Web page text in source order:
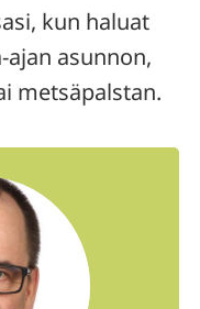
kun haluat
ajan asunnon,
metsäpalstan.